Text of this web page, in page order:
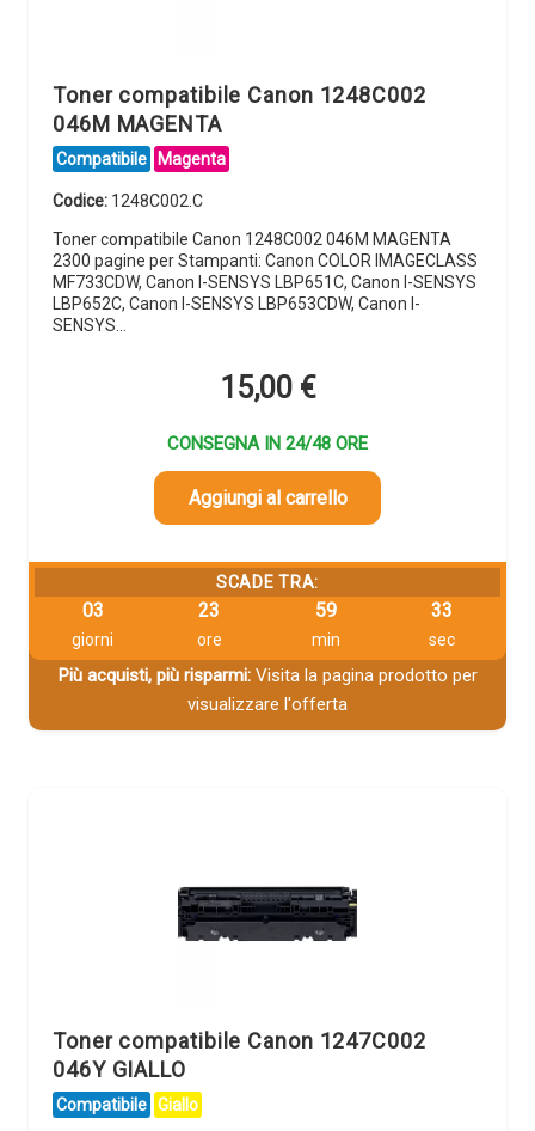
Toner compatibile Canon 1248C002
046M MAGENTA
Compatibile Magenta
Codice: 1248C002.C
Toner compatibile Canon 1248C002 046M MAGENTA
2300 pagine per Stampanti: Canon COLOR IMAGECLASS
MF733CDW, Canon I-SENSYS LBP651C, Canon I-SENSYS
LBP652C, Canon I-SENSYS LBP653CDW, Canon I-
SENSYS…
15,00 €
CONSEGNA IN 24/48 ORE
Aggiungi al carrello
SCADE TRA:
03
giorni
23
ore
59
min
32
sec
Più acquisti, più risparmi:Visita la pagina prodotto per
visualizzare l'offerta
Toner compatibile Canon 1247C002
046Y GIALLO
Compatibile Giallo